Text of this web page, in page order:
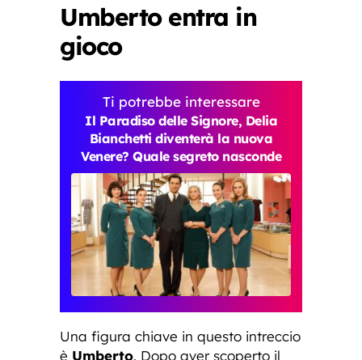
Umberto entra in
gioco
Ti potrebbe interessare
Il Paradiso delle Signore, Delia
Bianchetti diventerà la nuova
Venere? Quale segreto nasconde
Una figura chiave in questo intreccio
è Umberto. Dopo aver scoperto il